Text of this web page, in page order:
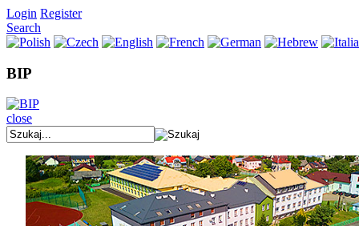
Login Register
Search
BIP
close